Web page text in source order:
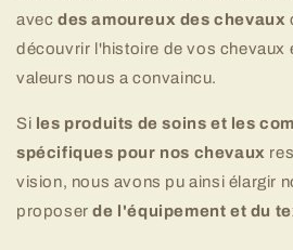
avec des amoureux des chevaux
découvrir l'histoire de vos chevaux
valeurs nous a convaincu.
Si les produits de soins et les
spécifiques pour nos chevaux
vision, nous avons pu ainsi élargir
proposerde l'équipement et du